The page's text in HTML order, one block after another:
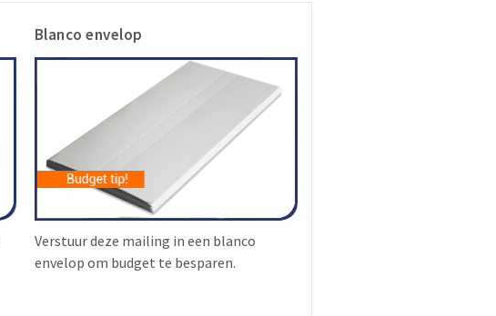
Blanco envelop
Verstuur deze mailing in een blanco
envelop om budget te besparen.